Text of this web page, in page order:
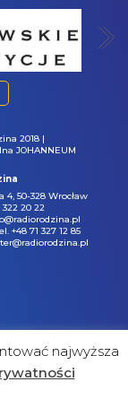
2018 |
JOHANNEUM
4, 50-328 Wrocław
20 22
+48 71 327 12 85
najwyższa